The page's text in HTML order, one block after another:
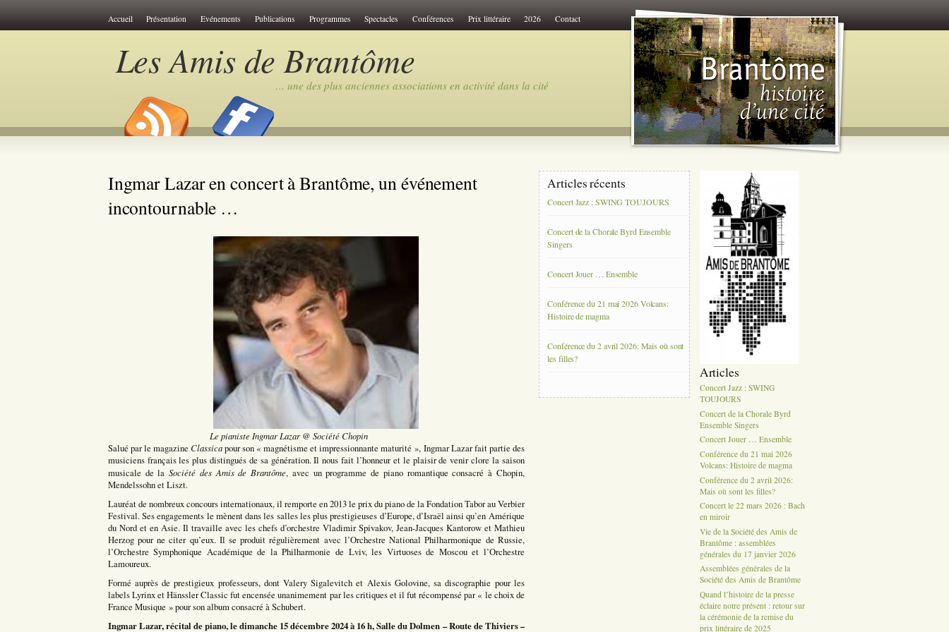
Accueil Présentation Evénements Publications Programmes Spectacles Conférences Prix littéraire 2026 Contact
Les Amis de Brantôme
… une des plus anciennes associations en activité dans la cité
Ingmar Lazar en concert à Brantôme, un événement
incontournable …
Le pianiste Ingmar Lazar @ Société Chopin
Salué par le magazine Classicapour son « magnétisme et impressionnante maturité », Ingmar Lazar fait partie des
musiciens français les plus distingués de sa génération. Il nous fait l’honneur et le plaisir de venir clore la saison
musicale de la Société des Amis de Brantôme, avec un programme de piano romantique consacré à Chopin,
Mendelssohn et Liszt.
Lauréat de nombreux concours internationaux, il remporte en 2013 le prix du piano de la Fondation Tabor au Verbier
Festival. Ses engagements le mènent dans les salles les plus prestigieuses d’Europe, d’Israël ainsi qu’en Amérique
du Nord et en Asie. Il travaille avec les chefs d’orchestre Vladimir Spivakov, Jean-Jacques Kantorow et Mathieu
Herzog pour ne citer qu’eux. Il se produit régulièrement avec l’Orchestre National Philharmonique de Russie,
l’Orchestre Symphonique Académique de la Philharmonie de Lviv, les Virtuoses de Moscou et l’Orchestre
Lamoureux.
Formé auprès de prestigieux professeurs, dont Valery Sigalevitch et Alexis Golovine, sa discographie pour les
labels Lyrinx et Hänssler Classic fut encensée unanimement par les critiques et il fut récompensé par « le choix de
France Musique » pour son album consacré à Schubert.
Ingmar Lazar, récital de piano, le dimanche 15 décembre 2024 à 16 h, Salle du Dolmen – Route de Thiviers –
Articles récents
Concert Jazz : SWING TOUJOURS
Concert de la Chorale Byrd Ensemble
Singers
Concert Jouer … Ensemble
Conférence du 21 mai 2026 Volcans:
Histoire de magma
Conférence du 2 avril 2026: Mais où sont
les filles?
Articles
Concert Jazz : SWING
TOUJOURS
Concert de la Chorale Byrd
Ensemble Singers
Concert Jouer … Ensemble
Conférence du 21 mai 2026
Volcans: Histoire de magma
Conférence du 2 avril 2026:
Mais où sont les filles?
Concert le 22 mars 2026 : Bach
en miroir
Vie de la Société des Amis de
Brantôme : assemblées
générales du 17 janvier 2026
Assemblées générales de la
Société des Amis de Brantôme
Quand l’histoire de la presse
éclaire notre présent : retour sur
la cérémonie de la remise du
prix littéraire de 2025